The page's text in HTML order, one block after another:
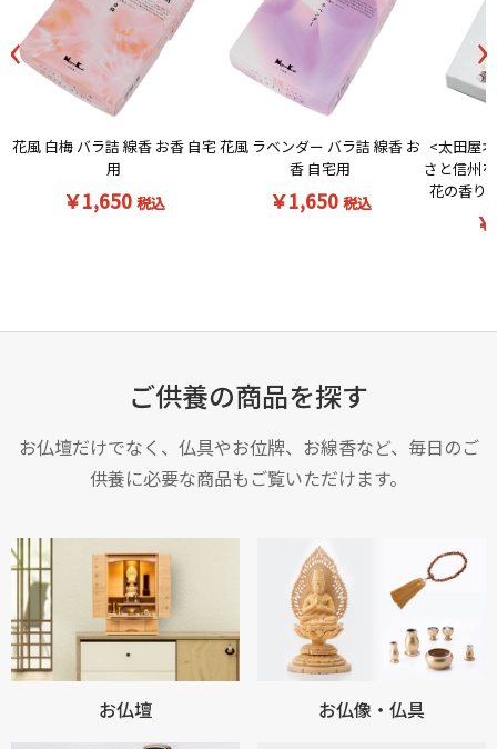
‹
花風 白梅 バラ詰 線香 お香 自宅
用
￥1,650 税込
花風 ラベンダー バラ詰 線香 お
香 自宅用
￥1,650 税込
<太田屋
さと信州
花の香り
›
ご供養の商品を探す
お仏壇だけでなく、仏具やお位牌、お線香など、毎日のご
供養に必要な商品もご覧いただけます。
お仏壇 お仏像・仏具